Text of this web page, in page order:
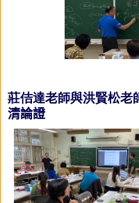
莊佶達老師與洪賢松老
清論證